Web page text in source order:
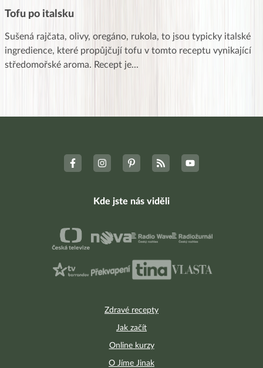
Tofu po italsku
Sušená rajčata, olivy, oregáno, rukola, to jsou typicky italské
ingredience, které propůjčují tofu v tomto receptu vynikající
středomořské aroma. Recept je...
Zdravé recepty
Jak začít
Online kurzy
O Jíme Jinak
Kde jste nás viděli